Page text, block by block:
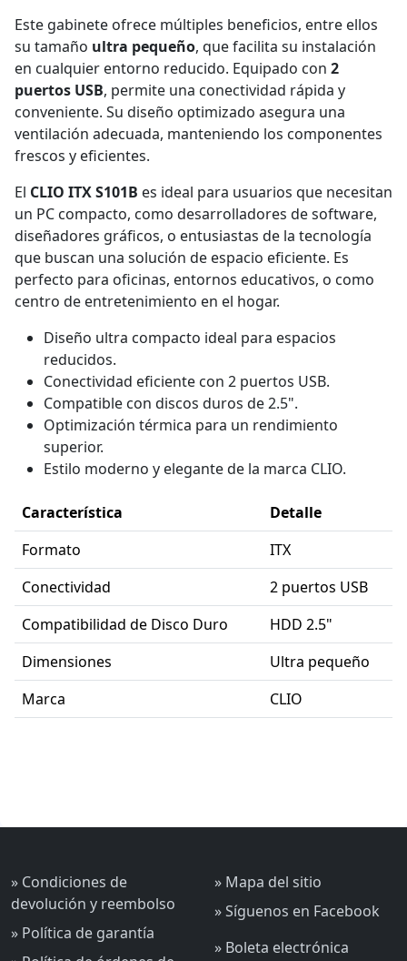
Este gabinete ofrece múltiples beneficios, entre ellos
su tamaño ultra pequeño, que facilita su instalación
en cualquier entorno reducido. Equipado con 2
puertos USB, permite una conectividad rápida y
conveniente. Su diseño optimizado asegura una
ventilación adecuada, manteniendo los componentes
frescos y eficientes.
El CLIO ITX S101B es ideal para usuarios que necesitan
un PC compacto, como desarrolladores de software,
diseñadores gráficos, o entusiastas de la tecnología
que buscan una solución de espacio eficiente. Es
perfecto para oficinas, entornos educativos, o como
centro de entretenimiento en el hogar.
Diseño ultra compacto ideal para espacios
reducidos.
Conectividad eficiente con 2 puertos USB.
Compatible con discos duros de 2.5".
Optimización térmica para un rendimiento
superior.
Estilo moderno y elegante de la marca CLIO.
Característica
Detalle
Formato
ITX
Conectividad
2 puertos USB
Compatibilidad de Disco Duro
HDD 2.5"
Dimensiones
Ultra pequeño
Marca
CLIO
» Condiciones de
devolución y reembolso
» Política de garantía
» Mapa del sitio
» Síguenos en Facebook
» Boleta electrónica